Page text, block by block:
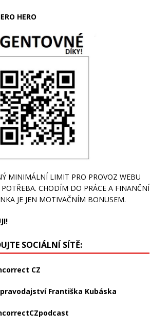
HERO
MINIMÁLNÍ LIMIT PRO PROVOZ WEBU
CHODÍM DO PRÁCE A FINANČNÍ
JE JEN MOTIVAČNÍM BONUSEM.
SOCIÁLNÍ SÍTĚ:
CZ
Františka Kubáska